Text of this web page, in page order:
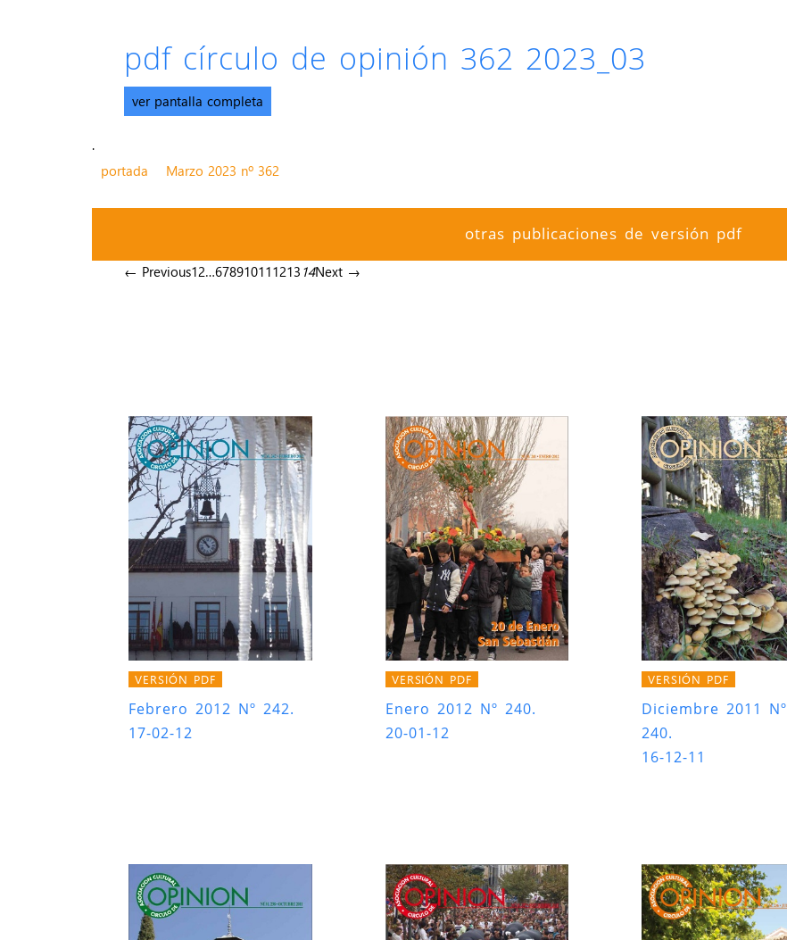
pdf círculo de opinión 362 2023_03
ver pantalla completa
.
portada
Marzo 2023 nº 362
otras publicaciones de versión pdf
← Previous12…678910111213 14Next →
VERSIÓN PDF
Febrero 2012 Nº 242.
17-02-12
VERSIÓN PDF
Enero 2012 Nº 240.
20-01-12
VERSIÓN PDF
Diciembre 2011 Nº
240.
16-12-11